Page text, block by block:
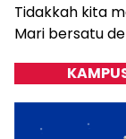
Tidakkah kita
Mari bersatu